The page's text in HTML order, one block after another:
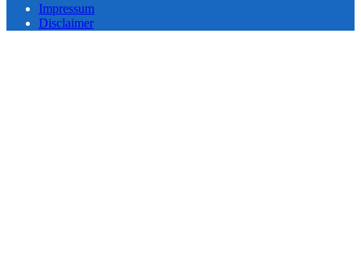
Impressum
Disclaimer